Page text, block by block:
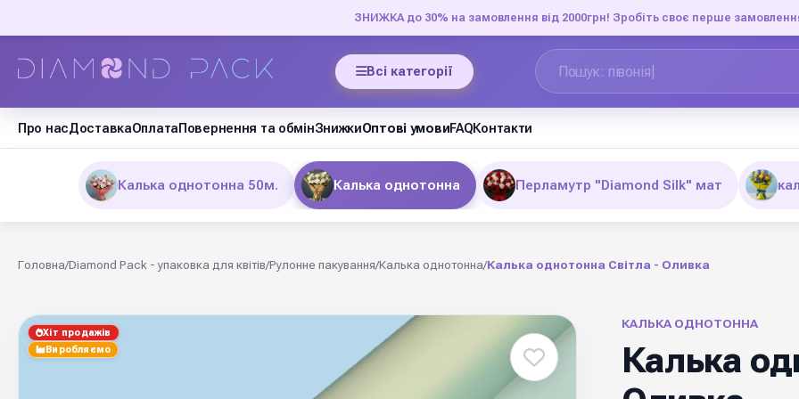
ЗНИЖКА до 30% на замовлення від 2000грн! Зробіть своє перше
Всі категорії
Про насДоставкаОплатаПовернення та обмінЗнижкиОптові умовиFAQКонтакти
Калька однотонна 50м. Калька однотонна Перламутр "Diamond Silk" мат
Головна/Diamond Pack - упаковка для квітів/Рулонне пакування/Калька однотонна/Калька однотонна Світла - Оливка
Хіт продажів
Виробляємо
КАЛЬКА ОДНОТОННА
Калька